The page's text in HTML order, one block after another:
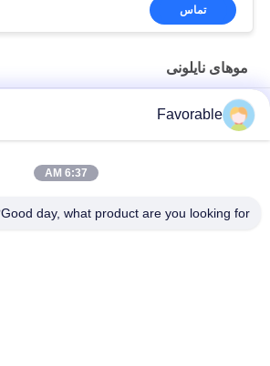
تماس
موهای نایلونی
کاواکامیFavorable
6:37 AM
Good day, what product are you looking for?